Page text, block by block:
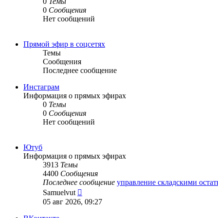
0 Сообщения
Нет сообщений
Прямой эфир в соцсетях
Темы
Сообщения
Последнее сообщение
Инстаграм
Информация о прямых эфирах
0 Темы
0 Сообщения
Нет сообщений
Ютуб
Информация о прямых эфирах
3913 Темы
4400 Сообщения
Последнее сообщение управление складскими
Samuelvut
к
05 авг 2026, 09:27